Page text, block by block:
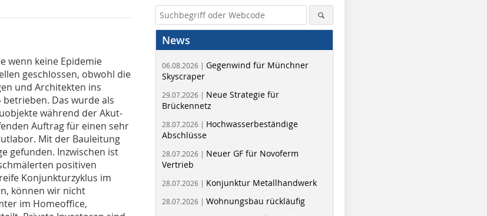
wenn keine Epidemie
geschlossen, obwohl die
und Architekten ins
Das wurde als
während der Akut-
Auftrag für einen sehr
Mit der Bauleitung
gefunden. Inzwischen ist
positiven
Konjunkturzyklus im
können wir nicht
im Homeoffice,
News
06.08.2026 | Gegenwind für Münchner
Skyscraper
29.07.2026 | Neue Strategie für
Brückennetz
28.07.2026 | Hochwasserbeständige
Abschlüsse
28.07.2026 | Neuer GF für Novoferm
Vertrieb
28.07.2026 | Konjunktur Metallhandwerk
28.07.2026 | Wohnungsbau rückläufig